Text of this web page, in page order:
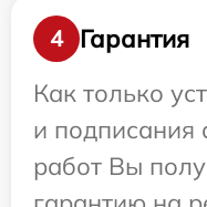
4
Гарантия
Как только
и подписания
работ Вы